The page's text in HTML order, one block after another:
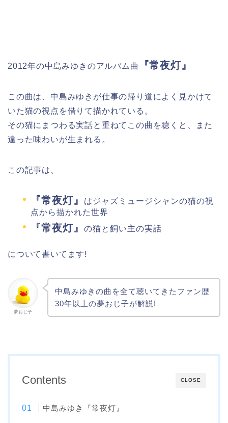
2012年の中島みゆきのアルバム曲 『常夜灯』
この曲は、中島みゆきが仕事の帰り道によく見かけて
いた猫の視点を借りて描かれている。
その猫にまつわる実話と重ねてこの曲を聴くと、また
違った味わいが生まれる。
この記事は、
『常夜灯』
はジャズミュージシャンの猫の視
点から描かれた世界
『常夜灯』 の猫と飼い主の実話
について書いてます!
夢おじ子
中島みゆきの曲を全て聴いてきたファン歴
30年以上の夢おじ子が解説!
CLOSE
Contents
中島みゆき『常夜灯』